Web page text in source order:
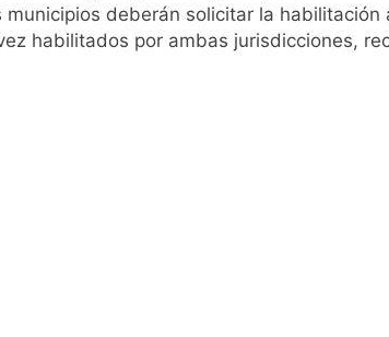
deberán solicitar la
habilitados por ambas jurisdicciones,